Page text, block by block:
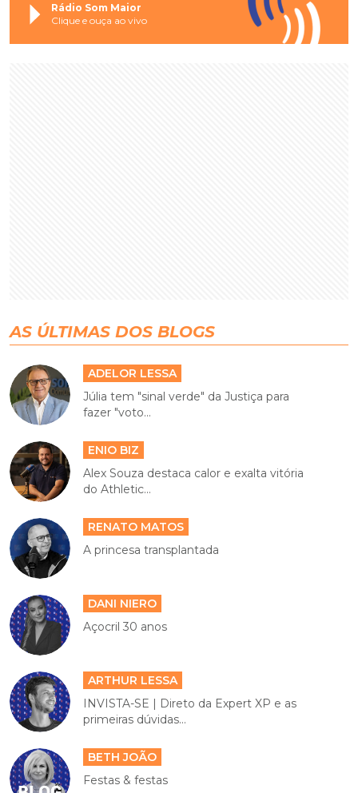
Rádio Som Maior
Clique e ouça ao vivo
AS ÚLTIMAS DOS BLOGS
ADELOR LESSA
Júlia tem "sinal verde" da Justiça para
fazer "voto...
ENIO BIZ
Alex Souza destaca calor e exalta vitória
do Athletic...
RENATO MATOS
A princesa transplantada
DANI NIERO
Açocril 30 anos
ARTHUR LESSA
INVISTA-SE | Direto da Expert XP e as
primeiras dúvidas...
BETH JOÃO
Festas & festas